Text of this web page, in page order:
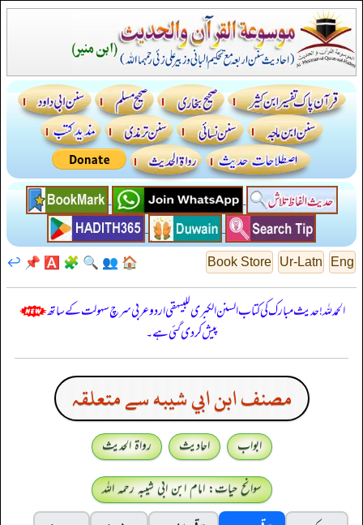
Eng
Ur-Latn
Book Store
🏠
👥
🔍
🧩
🅰️
📌
↩️
الحمدللہ! حدیث مبارک کی کتاب السنن الكبرى للبيهقي اردو عربی سرچ سہولت کے ساتھ
پیش کر دی گئی ہے۔
مصنف ابن ابي شيبه سے متعلقہ
ابواب احادیث
رواۃ الحدیث
سوانح حیات: امام ابن ابی شیبہ رحمہ اللہ